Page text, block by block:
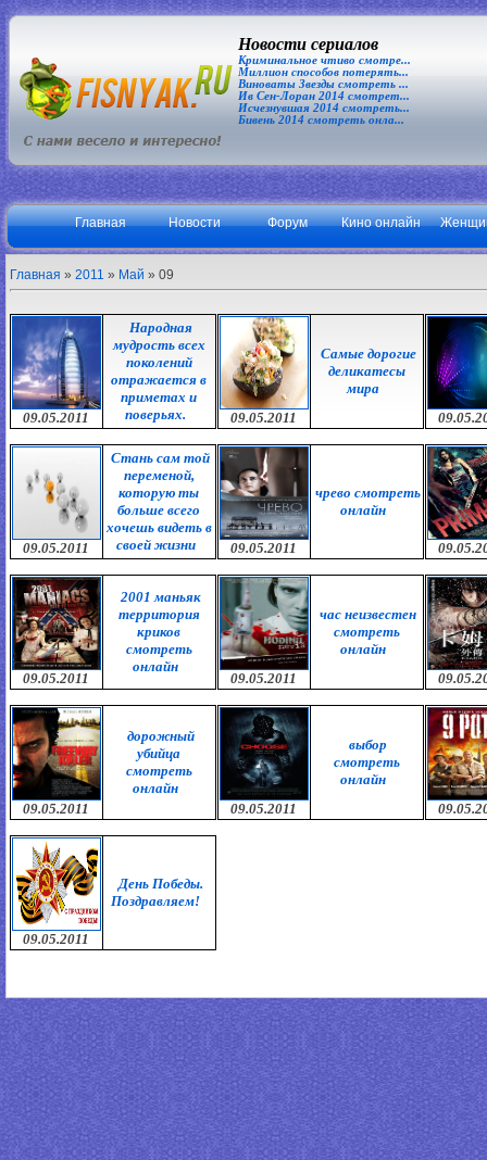
Новости сериалов
Криминальное чтиво смотре...
Миллион способов потерять...
Виноваты Звезды смотреть ...
Ив Сен-Лоран 2014 смотрет...
Исчезнувшая 2014 смотреть...
Бивень 2014 смотреть онла...
Главная Новости Форум Кино онлайн
Главная » 2011 » Май » 09
09.05.2011
Народная
мудрость всех
поколений
отражается в
приметах и
поверьях.
09.05.2011
Самые дорогие
деликатесы
мира
09.05.2011
Стань сам той
переменой,
которую ты
больше всего
хочешь видеть в
своей жизни
09.05.2011
чрево смотреть
онлайн
09.05.2011
2001 маньяк
территория
криков
смотреть
онлайн
09.05.2011
час неизвестен
смотреть
онлайн
09.05.2011
дорожный
убийца
смотреть
онлайн
09.05.2011
выбор
смотреть
онлайн
09.05.2011
День Победы.
Поздравляем!